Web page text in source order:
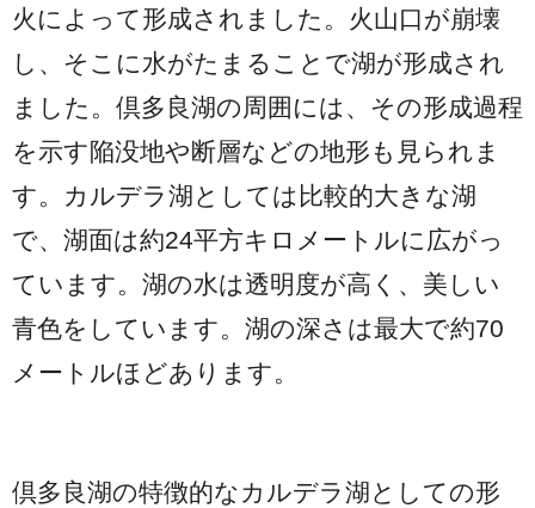
火によって形成されました。火山口が崩壊
し、そこに水がたまることで湖が形成され
ました。倶多良湖の周囲には、その形成過程
を示す陥没地や断層などの地形も見られま
す。カルデラ湖としては比較的大きな湖
で、湖面は約24平方キロメートルに広がっ
ています。湖の水は透明度が高く、美しい
青色をしています。湖の深さは最大で約70
メートルほどあります。
倶多良湖の特徴的なカルデラ湖としての形